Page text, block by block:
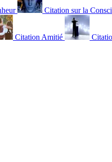
Citation sur la
Citation Amitié